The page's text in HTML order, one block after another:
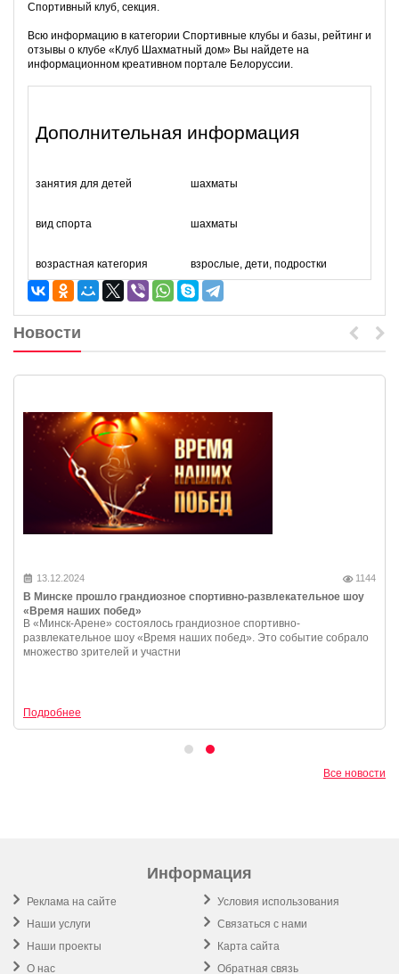
Спортивный клуб, секция.
Всю информацию в категории Спортивные клубы и базы, рейтинг и
отзывы о клубе «Клуб Шахматный дом» Вы найдете на
информационном креативном портале Белоруссии.
Дополнительная информация
занятия для детей шахматы
вид спорта шахматы
возрастная категория взрослые, дети, подростки
Новости
13.12.2024 1144
В Минске прошло грандиозное спортивно-развлекательное шоу
«Время наших побед»
В «Минск-Арене» состоялось грандиозное спортивно-
развлекательное шоу «Время наших побед». Это событие собрало
множество зрителей и участни
Подробнее
Все новости
Информация
Реклама на сайте
Наши услуги
Наши проекты
О нас
Условия использования
Связаться с нами
Карта сайта
Обратная связь